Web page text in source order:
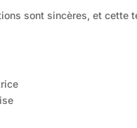
sont sincères, et cette